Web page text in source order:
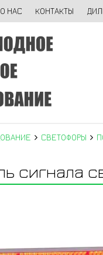
О НАС КОНТАКТЫ
СВЕТОФОРЫ
сигнала